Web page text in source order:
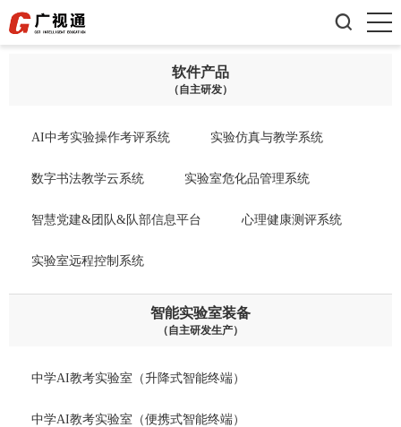

软件产品
（自主研发）
AI中考实验操作考评系统 实验仿真与教学系统
数字书法教学云系统 实验室危化品管理系统
智慧党建&团队&队部信息平台 心理健康测评系统
实验室远程控制系统
智能实验室装备
（自主研发生产）
中学AI教考实验室（升降式智能终端）
中学AI教考实验室（便携式智能终端）